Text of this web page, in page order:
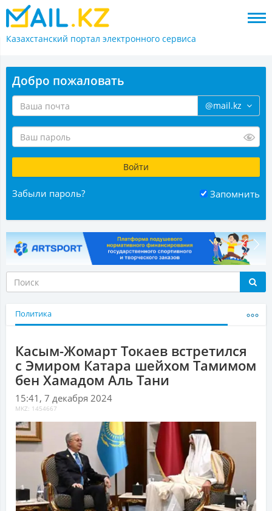
Казахстанский портал электронного сервиса
Добро пожаловать
@mail.kz
Забыли пароль? Запомнить
Политика
Касым-Жомарт Токаев встретился
с Эмиром Катара шейхом Тамимом
бен Хамадом Аль Тани
15:41, 7 декабря 2024
MKZ: 1454667